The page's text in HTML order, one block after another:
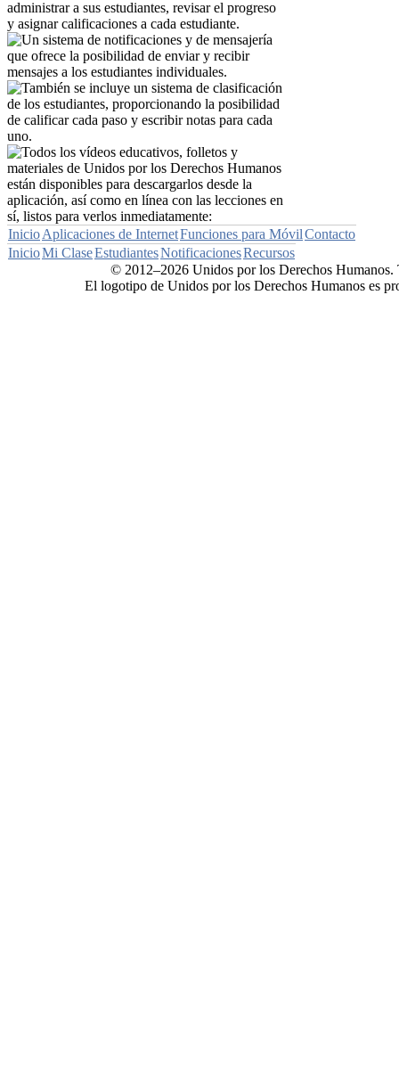
InicioAplicaciones de InternetFunciones para MóvilContacto
InicioMi ClaseEstudiantesNotificacionesRecursos
© 2012–2026 Unidos por los Derechos Humanos.
El logotipo de Unidos por los Derechos Humanos es